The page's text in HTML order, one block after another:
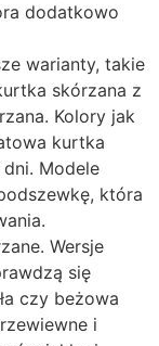
dodatkowo
warianty, takie
skórzana z
Kolory jak
kurtka
Modele
która
Wersje
się
czy beżowa
i